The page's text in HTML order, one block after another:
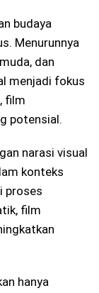
budaya
Menurunnya
dan
menjadi fokus
film
potensial.
narasi visual
konteks
proses
film
hanya